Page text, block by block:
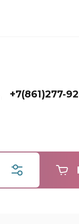
+7(861)277-